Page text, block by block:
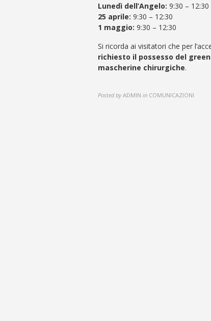
Lunedì dell’Angelo: 9:30 – 12:30
25 aprile: 9:30 – 12:30
1 maggio: 9:30 – 12:30
Si ricorda ai visitatori che per
richiesto il possesso del
mascherine chirurgiche.
Posted by ADMIN in COMUNICAZIONI